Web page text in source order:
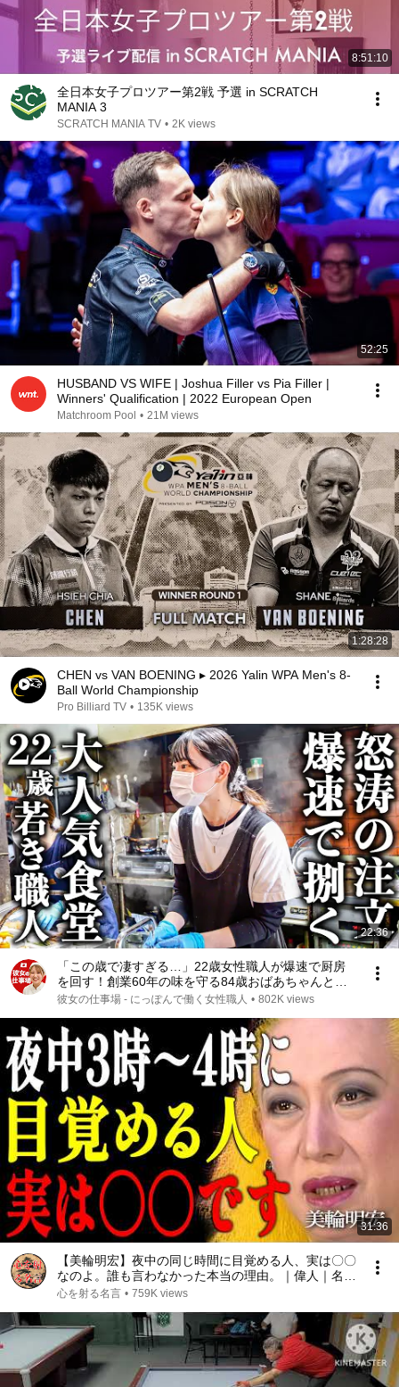
8:51:10
全日本女子プロツアー第2戦 予選 in SCRATCH
MANIA 3
SCRATCH MANIA TV • 2K views
52:25
HUSBAND VS WIFE | Joshua Filler vs Pia Filler |
Winners' Qualification | 2022 European Open
Matchroom Pool • 21M views
1:28:28
CHEN vs VAN BOENING ▸ 2026 Yalin WPA Men's 8-
Ball World Championship
Pro Billiard TV • 135K views
22:36
「この歳で凄すぎる…」22歳女性職人が爆速で厨房
を回す！創業60年の味を守る84歳おばあちゃんと絶
品とり天
彼女の仕事場 - にっぽんで働く女性職人 • 802K views
31:36
【美輪明宏】夜中の同じ時間に目覚める人、実は〇〇
なのよ。誰も言わなかった本当の理由。｜偉人｜名言
｜言葉の力｜人生哲学｜
心を射る名言 • 759K views